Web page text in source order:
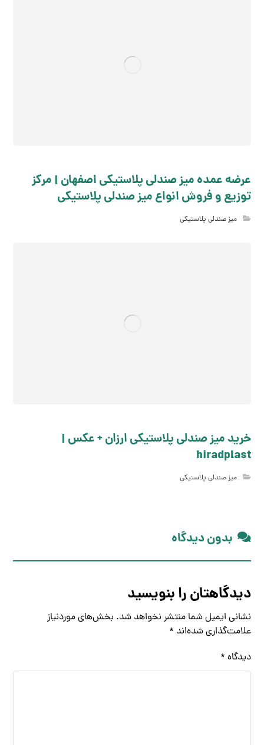
عرضه عمده میز صندلی پلاستیکی اصفهان | مرکز
توزیع و فروش انواع میز صندلی پلاستیکی
میز صندلی پلاستیکی
خرید میز صندلی پلاستیکی ارزان + عکس |
hiradplast
میز صندلی پلاستیکی
بدون دیدگاه
دیدگاهتان را بنویسید
نشانی ایمیل شما منتشر نخواهد شد. بخش‌های موردنیاز
علامت‌گذاری شده‌اند *
دیدگاه *